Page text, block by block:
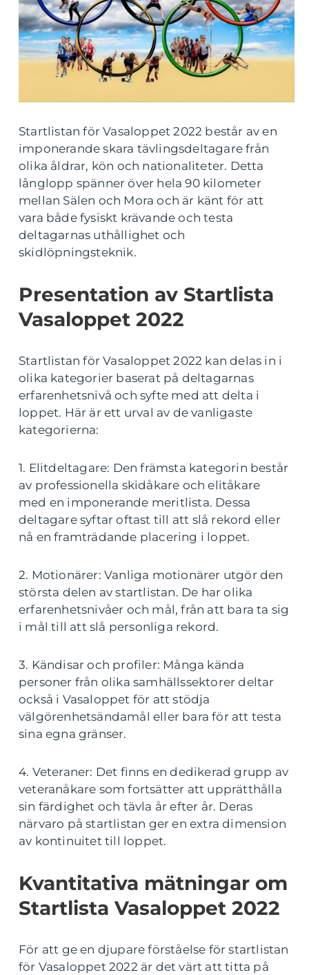
Startlistan för Vasaloppet 2022 består av en
imponerande skara tävlingsdeltagare från
olika åldrar, kön och nationaliteter. Detta
långlopp spänner över hela 90 kilometer
mellan Sälen och Mora och är känt för att
vara både fysiskt krävande och testa
deltagarnas uthållighet och
skidlöpningsteknik.
Presentation av Startlista
Vasaloppet 2022
Startlistan för Vasaloppet 2022 kan delas in i
olika kategorier baserat på deltagarnas
erfarenhetsnivå och syfte med att delta i
loppet. Här är ett urval av de vanligaste
kategorierna:
1. Elitdeltagare: Den främsta kategorin består
av professionella skidåkare och elitåkare
med en imponerande meritlista. Dessa
deltagare syftar oftast till att slå rekord eller
nå en framträdande placering i loppet.
2. Motionärer: Vanliga motionärer utgör den
största delen av startlistan. De har olika
erfarenhetsnivåer och mål, från att bara ta sig
i mål till att slå personliga rekord.
3. Kändisar och profiler: Många kända
personer från olika samhällssektorer deltar
också i Vasaloppet för att stödja
välgörenhetsändamål eller bara för att testa
sina egna gränser.
4. Veteraner: Det finns en dedikerad grupp av
veteranåkare som fortsätter att upprätthålla
sin färdighet och tävla år efter år. Deras
närvaro på startlistan ger en extra dimension
av kontinuitet till loppet.
Kvantitativa mätningar om
Startlista Vasaloppet 2022
För att ge en djupare förståelse för startlistan
för Vasaloppet 2022 är det värt att titta på